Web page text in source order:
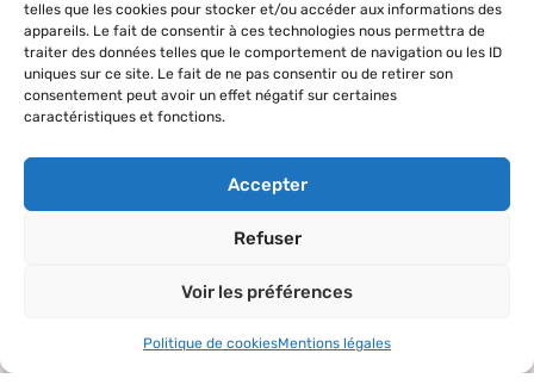
telles que les cookies pour stocker et/ou accéder aux informations des
appareils. Le fait de consentir à ces technologies nous permettra de
traiter des données telles que le comportement de navigation ou les ID
uniques sur ce site. Le fait de ne pas consentir ou de retirer son
consentement peut avoir un effet négatif sur certaines
caractéristiques et fonctions.
Accepter
Refuser
Voir les préférences
Politique de cookiesMentions légales
Qui sommes-
nous ?
Nos valeurs
La charte AVF
Nos actions
Accueil des
nouveaux
arrivants
Rencontres
Activités et
Le réseau
AVF
Répertoire
des AVF
l’actualité du
réseau
Suivez-nous